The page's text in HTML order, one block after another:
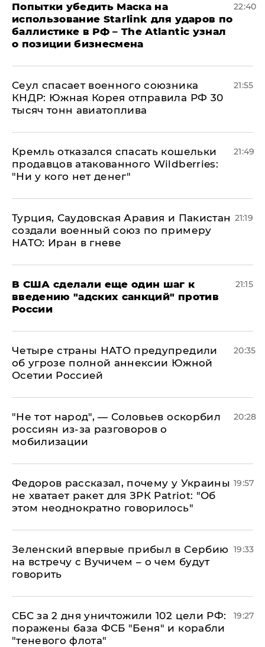
Попытки убедить Маска на
использование Starlink для ударов по
баллистике в РФ – The Atlantic узнал
о позиции бизнесмена
22:40
​Сеул спасает военного союзника
КНДР: Южная Корея отправила РФ 30
тысяч тонн авиатоплива
21:55
Кремль отказался спасать кошельки
продавцов атакованного Wildberries:
"Ни у кого нет денег"
21:49
Турция, Саудовская Аравия и Пакистан
создали военный союз по примеру
НАТО: Иран в гневе
21:19
В США сделали еще один шаг к
введению "адских санкций" против
России
21:15
Четыре страны НАТО предупредили
об угрозе полной аннексии Южной
Осетии Россией
20:35
​"Не тот народ", — Соловьев оскорбил
россиян из-за разговоров о
мобилизации
20:28
Федоров рассказал, почему у Украины
не хватает ракет для ЗРК Patriot: "Об
этом неоднократно говорилось"
19:57
Зеленский впервые прибыл в Сербию
на встречу с Вучичем – о чем будут
говорить
19:33
СБС за 2 дня уничтожили 102 цели РФ:
поражены база ФСБ "Беня" и корабли
"теневого флота"
19:27